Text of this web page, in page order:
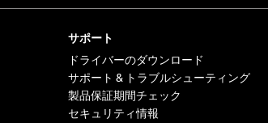
サポート
ドライバーのダウンロード
サポート & トラブルシューティング
製品保証期間チェック
セキュリティ情報